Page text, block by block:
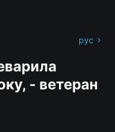
рус
- ветеран